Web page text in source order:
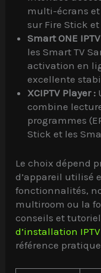
multi-écrans et
sur Fire Stick
Smart ONE
les Smart TV
activation en
excellente
XCIPTV Player :
combine
programmes
Stick et les
Le choix dépend
d’appareil utilisé
fonctionnalités,
multiroom ou la
conseils et
d’installation
référence